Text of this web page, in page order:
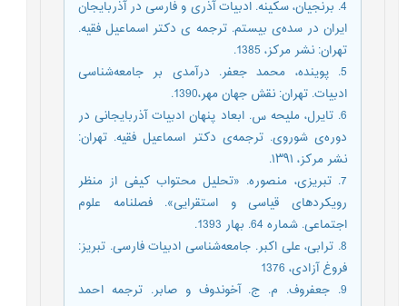
4. برنجیان، سکینه. ادبیات آذری و فارسی در آذربایجان
ایران در سده‌ی بیستم. ترجمه ی دکتر اسماعیل فقیه.
تهران: نشر مرکز، 1385.
5. پوینده، محمد جعفر. درآمدی بر جامعه‌شناسی
ادبیات. تهران: نقش جهان مهر،1390.
6. تایرل، ملیحه س. ابعاد پنهان ادبیات آذربایجانی در
دوره‌ی شوروی. ترجمه‌ی دکتر اسماعیل فقیه. تهران:
نشر مرکز، ۱۳۹۱.
7. تبریزی، منصوره. «تحلیل محتواب کیفی از منظر
رویکردهای قیاسی و استقرایی». فصلنامه علوم
اجتماعی. شماره 64. بهار 1393.
8. ترابی، علی اکبر. جامعه‌شناسی ادبیات فارسی. تبریز:
فروغ آزادی، 1376
9. جعفروف. م. ج. آخوندوف و صابر. ترجمه احمد